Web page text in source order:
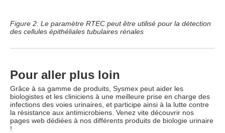
Figure 2. Le paramètre RTEC peut être utilisé pour la détection
des cellules épithéliales tubulaires rénales
Pour aller plus loin
Grâce à sa gamme de produits, Sysmex peut aider les
biologistes et les cliniciens à une meilleure prise en charge des
infections des voies urinaires, et participe ainsi à la lutte contre
la résistance aux antimicrobiens. Venez vite découvrir nos
pages web dédiées à nos différents produits de biologie urinaire
!